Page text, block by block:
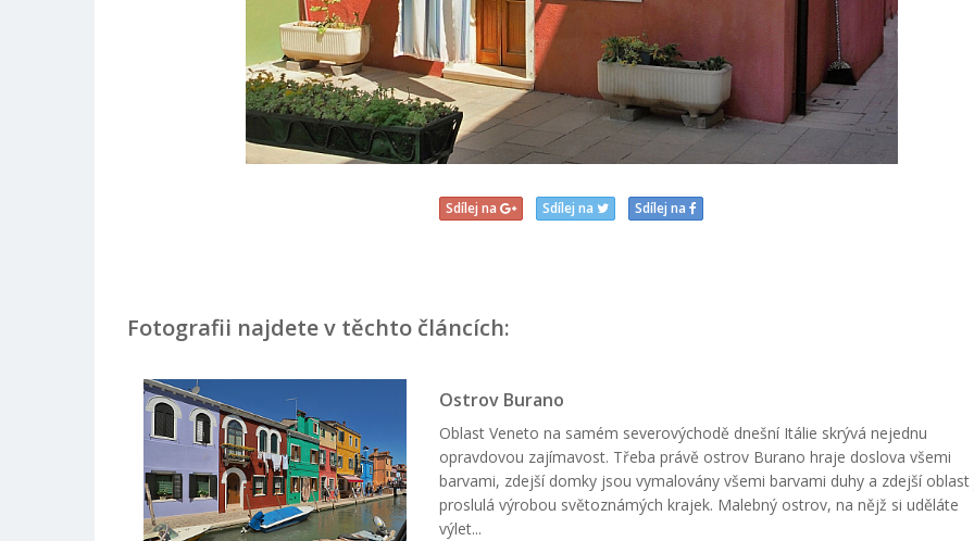
Sdílej na Sdílej na Sdílej na
Fotografii najdete v těchto článcích:
Ostrov Burano
Oblast Veneto na samém severovýchodě dnešní Itálie skrývá nejednu
opravdovou zajímavost. Třeba právě ostrov Burano hraje doslova všemi
barvami, zdejší domky jsou vymalovány všemi barvami duhy a zdejší
proslulá výrobou světoznámých krajek. Malebný ostrov, na nějž si uděláte
výlet...